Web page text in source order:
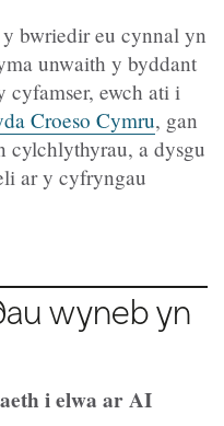
bwriedir eu cynnal yn
unwaith y byddant
cyfamser, ewch ati i
Croeso Cymru, gan
cylchlythyrau, a dysgu
ar y cyfryngau
wyneb yn
i elwa ar AI